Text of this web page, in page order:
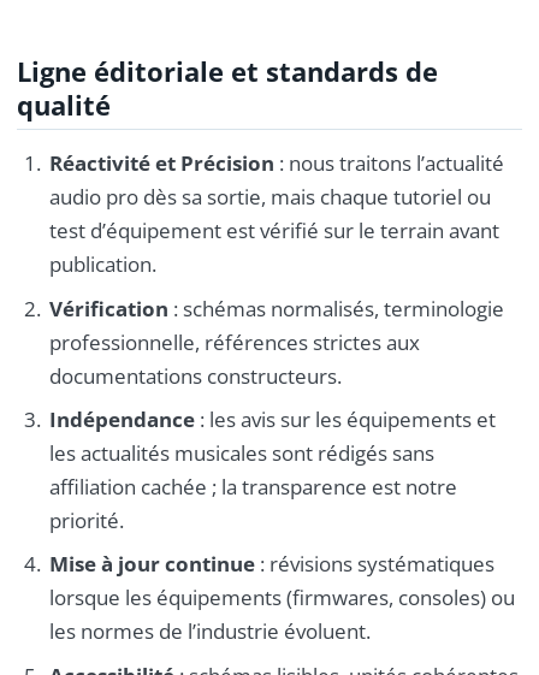
Ligne éditoriale et standards de
qualité
Réactivité et Précision : nous traitons l’actualité
audio pro dès sa sortie, mais chaque tutoriel ou
test d’équipement est vérifié sur le terrain avant
publication.
Vérification : schémas normalisés, terminologie
professionnelle, références strictes aux
documentations constructeurs.
Indépendance: les avis sur les équipements et
les actualités musicales sont rédigés sans
affiliation cachée ; la transparence est notre
priorité.
Mise à jour continue: révisions systématiques
lorsque les équipements (firmwares, consoles) ou
les normes de l’industrie évoluent.